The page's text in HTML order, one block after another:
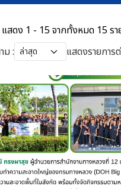
แสดง 1 - 15 จากทั้งหมด 15 รา
ม :
แสดงรายการ